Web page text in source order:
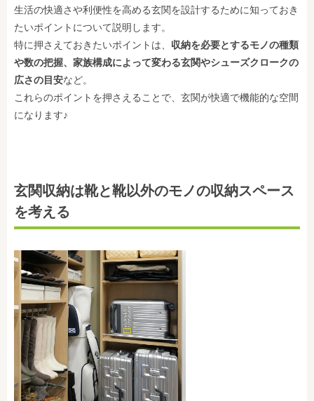
生活の快適さや利便性を高める玄関を設計するために知っておき
たいポイントについて説明します。
特に押さえておきたいポイントは、 収納を必要とするモノの種類
や数の把握、家族構成によって変わる玄関やシューズクロークの
広さの目安など。
これらのポイントを押さえることで、玄関が快適で機能的な空間
になります♪
玄関収納は靴と靴以外のモノの収納スペース
を考える